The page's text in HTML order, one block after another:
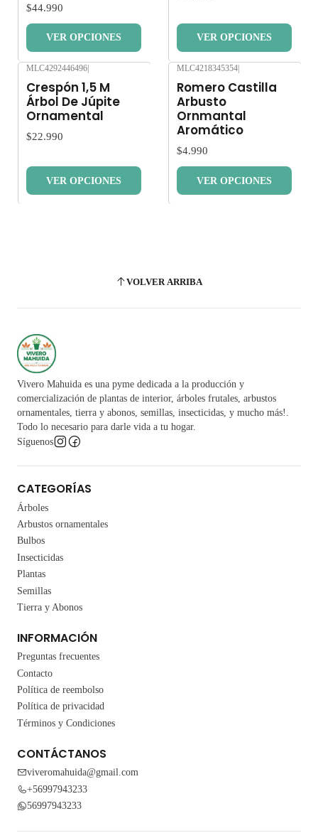
$44.990
VER OPCIONES VER OPCIONES
MLC4292446496|
Crespón 1,5 M
Árbol De Júpite
Ornamental
$22.990
VER OPCIONES
MLC4218345354|
Romero Castilla
Arbusto
Ornmantal
Aromático
$4.990
VER OPCIONES
VOLVER ARRIBA
Vivero Mahuida es una pyme dedicada a la producción y
comercialización de plantas de interior, árboles frutales, arbustos
ornamentales, tierra y abonos, semillas, insecticidas, y mucho más!.
Todo lo necesario para darle vida a tu hogar.
Síguenos
CATEGORÍAS
Árboles
Arbustos ornamentales
Bulbos
Insecticidas
Plantas
Semillas
Tierra y Abonos
INFORMACIÓN
Preguntas frecuentes
Contacto
Política de reembolso
Política de privacidad
Términos y Condiciones
CONTÁCTANOS
viveromahuida@gmail.com
+56997943233
56997943233